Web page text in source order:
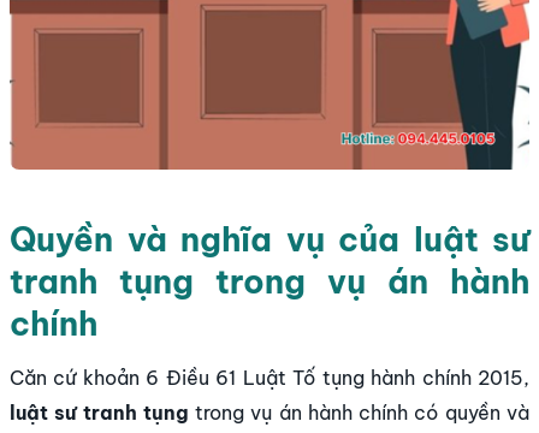
Quyền và nghĩa vụ của luật sư
tranh tụng trong vụ án hành
chính
Căn cứ khoản 6 Điều 61 Luật Tố tụng hành chính 2015,
luật sư tranh tụng trong vụ án hành chính có quyền và